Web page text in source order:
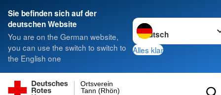
Sie befinden sich auf der
deutschen Website
You are on the German website,
you can use the switch to switch to
the English one
Sprache wechseln zu
Alles klar
Tann (Rhön)
Ortsverein